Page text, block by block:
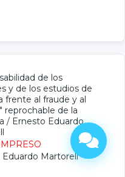
de los
y de los estudios de
frente al fraude y al
reprochable de la
/ Ernesto Eduardo
Eduardo Martorell